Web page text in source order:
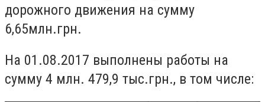
дорожного движения на сумму
6,65млн.грн.
На 01.08.2017 выполнены работы на
сумму 4 млн. 479,9 тыс.грн., в том числе: